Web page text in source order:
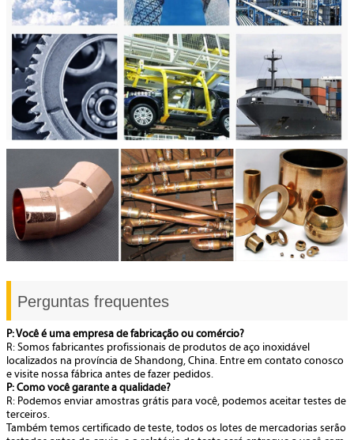
Perguntas frequentes
P: Você é uma empresa de fabricação ou comércio?
R: Somos fabricantes profissionais de produtos de aço inoxidável
localizados na província de Shandong, China. Entre em contato conosco
e visite nossa fábrica antes de fazer pedidos.
P: Como você garante a qualidade?
R: Podemos enviar amostras grátis para você, podemos aceitar testes de
terceiros.
Também temos certificado de teste, todos os lotes de mercadorias serão